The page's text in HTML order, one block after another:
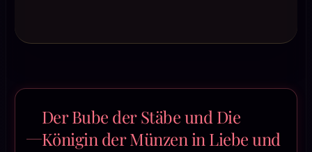
Der Bube der Stäbe und Die
Königin der Münzen in Liebe und